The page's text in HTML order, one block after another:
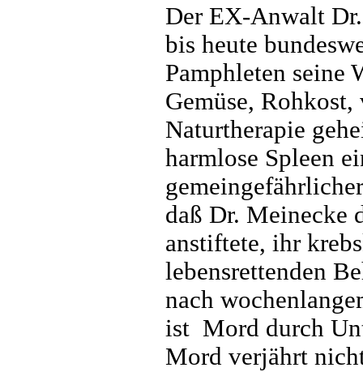
Der EX-Anwalt
bis heute
Pamphleten seine
Gemüse,
Naturtherapie
harmlose Spleen
daß Dr. Meinecke
anstiftete, ihr
lebensrettenden
nach
ist Mord durch
Mord verjährt